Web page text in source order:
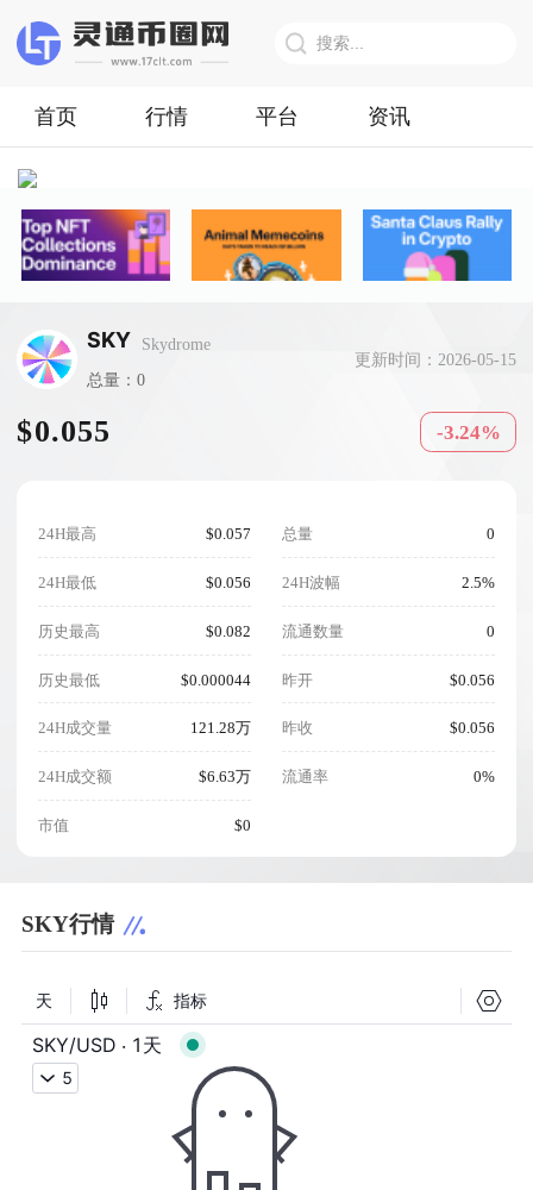
首页 行情 平台 资讯
SKY
Skydrome
总量：0
更新时间：2026-05-15
$0.055 -3.24%
24H最高 $0.057
24H最低 $0.056
历史最高 $0.082
历史最低 $0.000044
24H成交量 121.28万
24H成交额 $6.63万
市值 $0
总量 0
24H波幅 2.5%
流通数量 0
昨开 $0.056
昨收 $0.056
流通率 0%
SKY行情